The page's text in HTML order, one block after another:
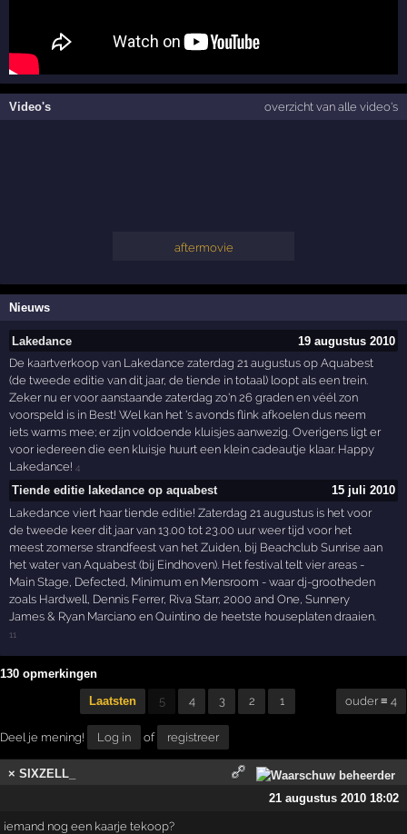
Video's overzicht van alle video's
aftermovie
Nieuws
Lakedance
19 augustus 2010
De kaartverkoop van Lakedance zaterdag 21 augustus op Aquabest
(de tweede editie van dit jaar, de tiende in totaal) loopt als een trein.
Zeker nu er voor aanstaande zaterdag zo'n 26 graden en véél zon
voorspeld is in Best! Wel kan het 's avonds flink afkoelen dus neem
iets warms mee; er zijn voldoende kluisjes aanwezig. Overigens ligt er
voor iedereen die een kluisje huurt een klein cadeautje klaar. Happy
Lakedance!4
Tiende editie lakedance op aquabest
15 juli 2010
Lakedance viert haar tiende editie! Zaterdag 21 augustus is het voor
de tweede keer dit jaar van 13.00 tot 23.00 uur weer tijd voor het
meest zomerse strandfeest van het Zuiden, bij Beachclub Sunrise aan
het water van Aquabest (bij Eindhoven). Het festival telt vier areas -
Main Stage, Defected, Minimum en Mensroom - waar dj-grootheden
zoals Hardwell, Dennis Ferrer, Riva Starr, 2000 and One, Sunnery
James & Ryan Marciano en Quintino de heetste houseplaten draaien.
11
130 opmerkingen
Laatsten 5 4 3 2 1 ouder ≡ 4
Deel je mening! Log in of registreer
× SIXZELL_
21 augustus 2010 18:02
iemand nog een kaarje tekoop?